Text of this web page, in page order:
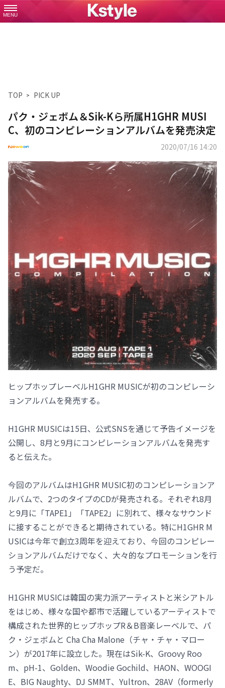
MENU
TOP PICK UP
パク・ジェボム＆Sik-Kら所属H1GHR MUSI
C、初のコンピレーションアルバムを発売決定
2020/07/16 14:20
ヒップホップレーベルH1GHR MUSICが初のコンピレーシ
ョンアルバムを発売する。
H1GHR MUSICは15日、公式SNSを通じて予告イメージを
公開し、8月と9月にコンピレーションアルバムを発売す
ると伝えた。
今回のアルバムはH1GHR MUSIC初のコンピレーションア
ルバムで、2つのタイプのCDが発売される。それぞれ8月
と9月に「TAPE1」「TAPE2」に別れて、様々なサウンド
に接することができると期待されている。特にH1GHR M
USICは今年で創立3周年を迎えており、今回のコンピレー
ションアルバムだけでなく、大々的なプロモーションを行
う予定だ。
H1GHR MUSICは韓国の実力派アーティストと米シアトル
をはじめ、様々な国や都市で活躍しているアーティストで
構成された世界的ヒップホップR＆B音楽レーベルで、パ
ク・ジェボムと Cha Cha Malone（チャ・チャ・マロー
ン）が2017年に設立した。現在はSik-K、Groovy Roo
m、pH-1、Golden、Woodie Gochild、HAON、WOOGI
E、BIG Naughty、DJ SMMT、Yultron、28AV（formerly